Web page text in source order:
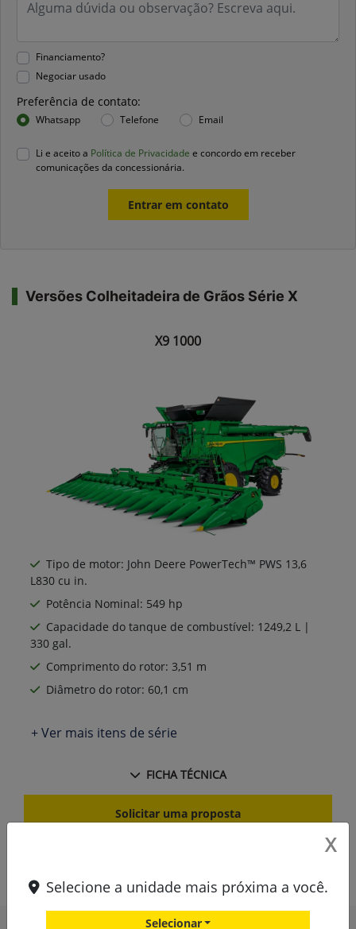
Financiamento?
Negociar usado
Preferência de contato:
Whatsapp Telefone Email
Li e aceito a Política de Privacidade e concordo em receber
comunicações da concessionária.
Entrar em contato
Versões Colheitadeira de Grãos Série X
X9 1000
Tipo de motor: John Deere PowerTech™ PWS 13,6
L830 cu in.
Potência Nominal: 549 hp
Capacidade do tanque de combustível: 1249,2 L |
330 gal.
Comprimento do rotor: 3,51 m
Diâmetro do rotor: 60,1 cm
+ Ver mais itens de série
FICHA TÉCNICA
Solicitar uma proposta
Informações sobre Colheitadeira de Grãos
X
Selecione a unidade mais próxima a você.
Selecionar